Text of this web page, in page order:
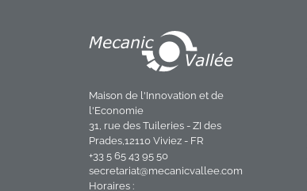
Maison de l'Innovation et de
l'Economie
31, rue des Tuileries - ZI des
Prades,12110 Viviez - FR
+33 5 65 43 95 50
secretariat@mecanicvallee.com
Horaires :